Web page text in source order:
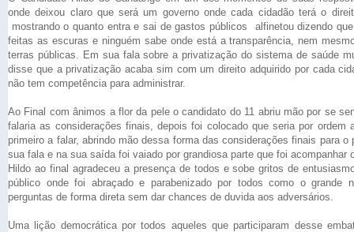
onde deixou claro que será um governo onde cada cidadão terá o
mostrando o quanto entra e sai de gastos públicos alfinetou dizendo
feitas as escuras e ninguém sabe onde está a transparência, nem
terras públicas. Em sua fala sobre a privatização do sistema de saúde
disse que a privatização acaba sim com um direito adquirido por cada
não tem competência para administrar.
Ao Final com ânimos a flor da pele o candidato do 11 abriu mão por se
falaria as considerações finais, depois foi colocado que seria por ordem
primeiro a falar, abrindo mão dessa forma das considerações finais para o
sua fala e na sua saída foi vaiado por grandiosa parte que foi acompanhar
Hildo ao final agradeceu a presença de todos e sobe gritos de
público onde foi abraçado e parabenizado por todos como o grande
perguntas de forma direta sem dar chances de duvida aos adversários.
Uma lição democrática por todos aqueles que participaram desse